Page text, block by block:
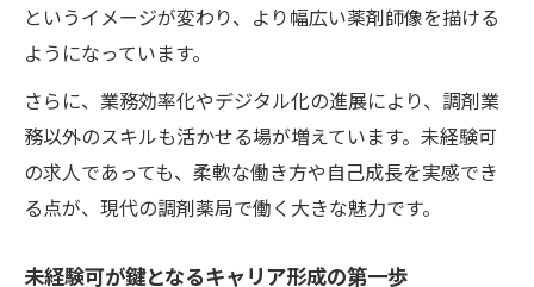
調剤薬局転職の不安を解消する現場の工夫
未経験可転職で感じる不安の乗り越え方
調剤薬局現場での未経験可サポート事例
未経験可求人が解決する転職後の疑問や悩
み
安心して働ける未経験可転職のチェックポ
というイメージが変わり、より幅広い薬剤師像を描ける
ようになっています。
さらに、業務効率化やデジタル化の進展により、調剤業
務以外のスキルも活かせる場が増えています。未経験可
の求人であっても、柔軟な働き方や自己成長を実感でき
る点が、現代の調剤薬局で働く大きな魅力です。
未経験可が鍵となるキャリア形成の第一歩